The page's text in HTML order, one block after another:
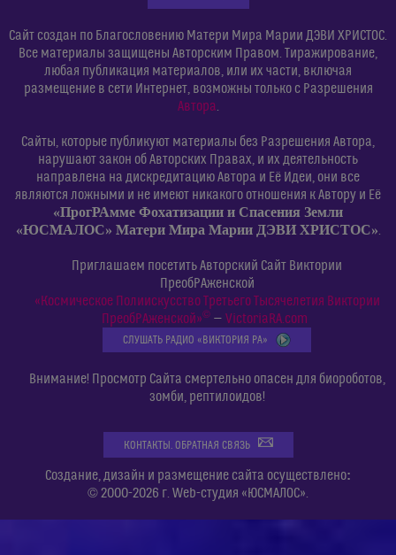
Сайт создан по Благословению Матери Мира Марии ДЭВИ ХРИСТОС.
Все материалы защищены Авторским Правом. Тиражирование,
любая публикация материалов, или их части, включая
размещение в сети Интернет, возможны только с Разрешения
Автора.
Сайты, которые публикуют материалы без Разрешения Автора,
нарушают закон об Авторских Правах, и их деятельность
направлена на дискредитацию Автора и Её Идеи, они все
являются ложными и не имеют никакого отношения к Автору и Её
«ПрогРАмме Фохатизации и Спасения Земли
«ЮСМАЛОС» Матери Мира Марии ДЭВИ ХРИСТОС».
Приглашаем посетить Авторский Сайт Виктории
ПреобРАженской
«Космическое Полиискусство Третьего Тысячелетия Виктории
ПреобРАженской»©— VictoriaRA.com
СЛУШАТЬ РАДИО «ВИКТОРИЯ РА»
Внимание! Просмотр Сайта смертельно опасен для биороботов,
зомби, рептилоидов!
КОНТАКТЫ. ОБРАТНАЯ СВЯЗЬ
Создание, дизайн и размещение сайта осуществлено:
© 2000-2026 г. Web-студия «ЮСМАЛОС».